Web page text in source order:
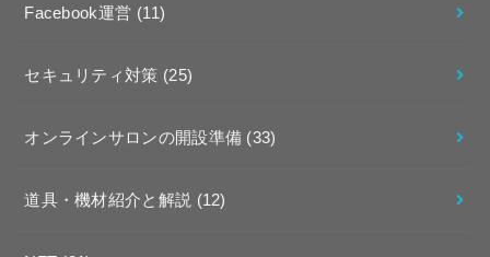
Facebook運営 (11)
セキュリティ対策 (25)
オンラインサロンの開設準備 (33)
道具・機材紹介と解説 (12)